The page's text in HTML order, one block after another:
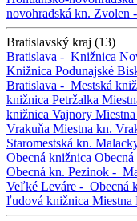
novohradská kn. Zvolen -
Bratislavský kraj (13)
Bratislava - Knižnica
Knižnica Podunajské
Bratislava - Mestská
knižnica Petržalka
knižnica Vajnory
Vrakuňa Miestna kn.
Staromestská kn.
Obecná knižnica Obecná
Obecná kn. Pezinok -
Veľké Leváre - Obecná
ľudová knižnica Miestna